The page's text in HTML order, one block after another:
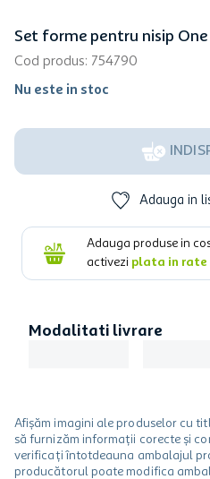
Set forme pentru nisip One
Cod produs: 754790
Nu este in stoc
Adauga in
Adauga produse in
activezi plata in rate
Modalitati livrare
Afișăm imagini ale produselor cu
să furnizăm informații corecte și
verificați întotdeauna ambalajul
producătorul poate modifica